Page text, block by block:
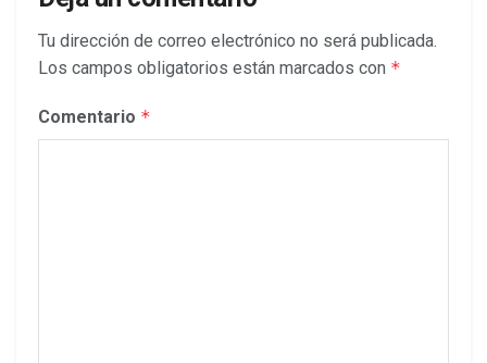
Tu dirección de correo electrónico no será publicada.
Los campos obligatorios están marcados con *
Comentario *